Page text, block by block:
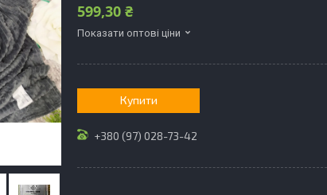
599,30 ₴
Показати оптові ціни
Купити
+380 (97) 028-73-42